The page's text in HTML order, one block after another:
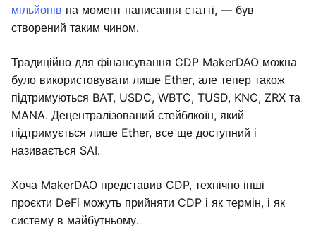
мільйонів на момент написання статті, — був
створений таким чином.
Традиційно для фінансування CDP MakerDAO можна
було використовувати лише Ether, але тепер також
підтримуються BAT, USDC, WBTC, TUSD, KNC, ZRX та
MANA. Децентралізований стейблкоїн, який
підтримується лише Ether, все ще доступний і
називається SAI.
Хоча MakerDAO представив CDP, технічно інші
проєкти DeFi можуть прийняти CDP і як термін, і як
систему в майбутньому.